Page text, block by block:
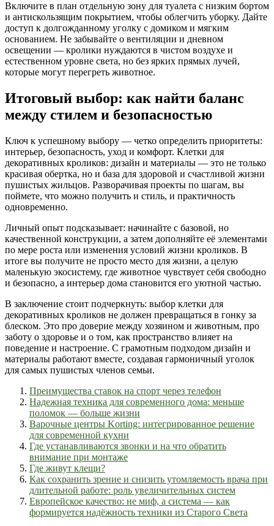
Включите в план отдельную зону для туалета с низким бортом
и антискользящим покрытием, чтобы облегчить уборку. Дайте
доступ к долгожданному уголку с домиком и мягким
основанием. Не забывайте о вентиляции и дневном
освещении — кролики нуждаются в чистом воздухе и
естественном уровне света, но без ярких прямых лучей,
которые могут перегреть животное.
Итоговый выбор: как найти баланс
между стилем и безопасностью
Ключ к успешному выбору — четко определить приоритеты:
интерьер, безопасность, уход и комфорт. Клетки для
декоративных кроликов: дизайн и материалы — это не только
красивая обертка, но и база для здоровой и счастливой жизни
пушистых жильцов. Разворачивая проекты по шагам, вы
поймете, что можно получить и стиль, и практичность
одновременно.
Личный опыт подсказывает: начинайте с базовой, но
качественной конструкции, а затем дополняйте её элементами
по мере роста или изменения условий жизни кроликов. В
итоге вы получите не просто место для жизни, а целую
маленькую экосистему, где животное чувствует себя свободно
и безопасно, а интерьер дома становится его уютной частью.
В заключение стоит подчеркнуть: выбор клетки для
декоративных кроликов не должен превращаться в гонку за
блеском. Это про доверие между хозяином и животным, про
заботу о здоровье и о том, как пространство влияет на
поведение и настроение. С грамотным подходом дизайн и
материалы работают вместе, создавая гармоничный уголок
для самых пушистых членов семьи.
Преимущества ставок на спорт через телефон
Надежная техника для современного дома: меньше
поломок — больше жизни
Варочные центры Korting: интегрированное решение
для современной кухни
Где устанавливаются звонки и на что обратить
внимание при монтаже
Где живут клещи?
Как сохранить зрение и снизить утомляемость врача при
длительной работе: роль увеличительных систем
Европейское качество: не миф, а система — как
формируется надёжность техники из Старого Света